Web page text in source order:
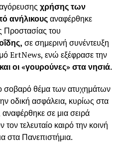
χρήσης των
ανήλικουςαναφέρθηκε
του
σε σημερινή συνέντευξη
ErtNews, ενώ εξέφρασε την
οι «γουρούνες» στα νησιά.
σοβαρό θέμα των ατυχημάτων
οδική ασφάλεια, κυρίως στα
σε μια σειρά
τελευταίο καιρό την κοινή
στα Πανεπιστήμια.